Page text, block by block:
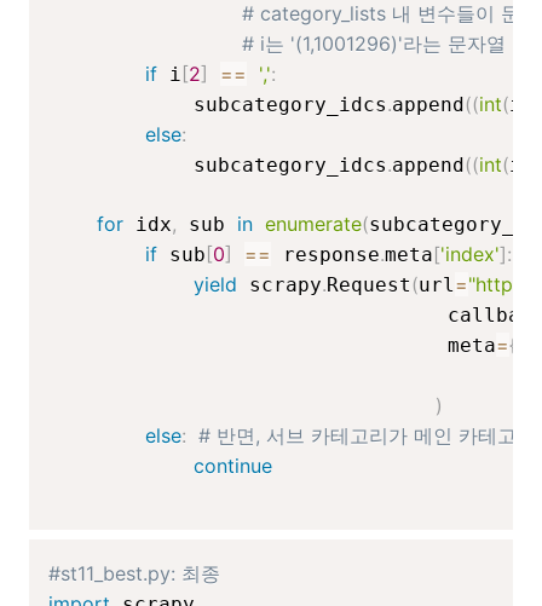
# category_lists 내 변수들이 문
# i는 '(1,1001296)'라는 문자열 형
if i [2] == ',':
            subcategory_idcs
.append((int(i
else:
            subcategory_idcs
.append((int(i
for idx, sub in enumerate(
if sub [0] == response.meta['index']:
yield scrapy.Request(url=
                                 meta
={
)
else: # 반면, 서브 카테고리가 메인 카테고
continue
#st11_best.py: 최종